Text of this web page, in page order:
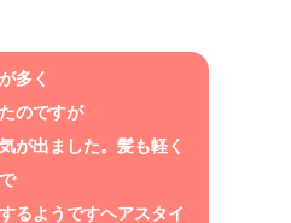
多く
のですが
が出ました。髪も軽く
るようですヘアスタイ